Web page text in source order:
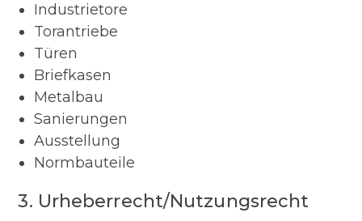
Industrietore
Torantriebe
Türen
Briefkasen
Metalbau
Sanierungen
Ausstellung
Normbauteile
3. Urheberrecht/Nutzungsrecht